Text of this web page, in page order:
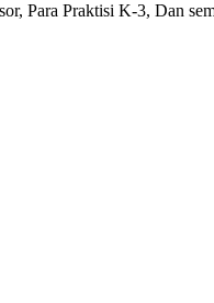
Para Praktisi K-3, Dan